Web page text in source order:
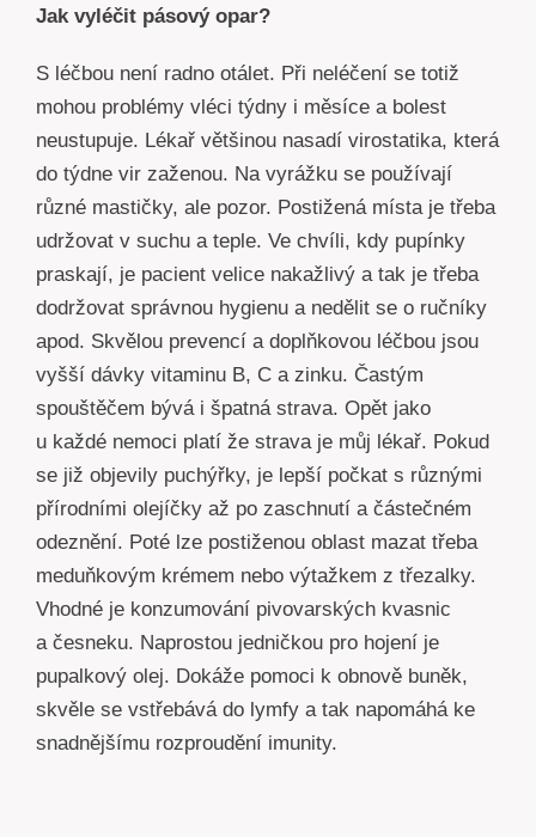
Jak vyléčit pásový opar?
S léčbou není radno otálet. Při neléčení se totiž
mohou problémy vléci týdny i měsíce a bolest
neustupuje. Lékař většinou nasadí virostatika, která
do týdne vir zaženou. Na vyrážku se používají
různé mastičky, ale pozor. Postižená místa je třeba
udržovat v suchu a teple. Ve chvíli, kdy pupínky
praskají, je pacient velice nakažlivý a tak je třeba
dodržovat správnou hygienu a nedělit se o ručníky
apod. Skvělou prevencí a doplňkovou léčbou jsou
vyšší dávky vitaminu B, C a zinku. Častým
spouštěčem bývá i špatná strava. Opět jako
u každé nemoci platí že strava je můj lékař. Pokud
se již objevily puchýřky, je lepší počkat s různými
přírodními olejíčky až po zaschnutí a částečném
odeznění. Poté lze postiženou oblast mazat třeba
meduňkovým krémem nebo výtažkem z třezalky.
Vhodné je konzumování pivovarských kvasnic
a česneku. Naprostou jedničkou pro hojení je
pupalkový olej. Dokáže pomoci k obnově buněk,
skvěle se vstřebává do lymfy a tak napomáhá ke
snadnějšímu rozproudění imunity.